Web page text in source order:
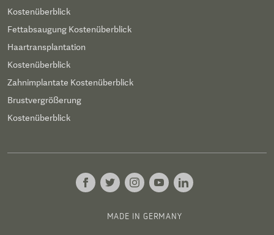
Kostenüberblick
Fettabsaugung Kostenüberblick
Haartransplantation
Kostenüberblick
Zahnimplantate Kostenüberblick
Brustvergrößerung
Kostenüberblick
MADE IN GERMANY